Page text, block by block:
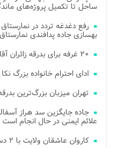
ساحل تا تکمیل پروژه‌های
رفع دغدغه تردد در
بهسازی جاده پدافندی
۲۰ غرفه برای بدرقه زائران آقای شهید ایران در مسیر طریق الرضا برپا شد
ادای احترام خانواده بزرگ
تهران میزبان بزرگ‌ترین
جاده جایگزین سد هراز
علائم ایمنی در حال انجام است
کاروان عاشقان ولایت با ۲ دستگاه اتوبوس از بلده راهی تهران شد